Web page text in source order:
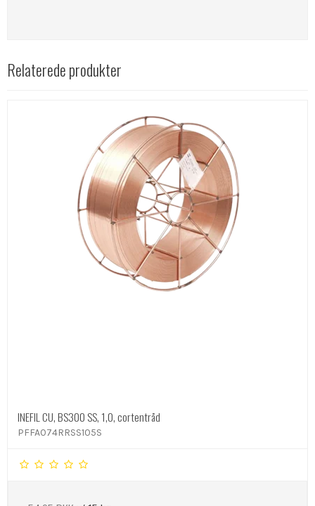
Relaterede produkter
INEFIL CU, BS300 SS, 1,0, cortentråd
PFFA074RRSS105S